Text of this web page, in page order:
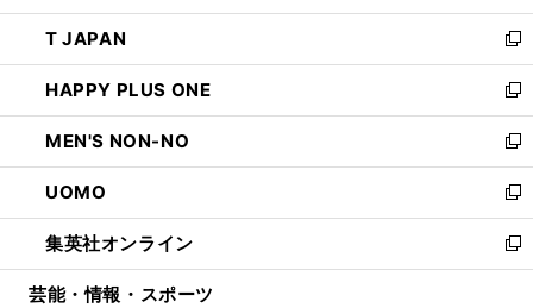
開
く
ウ
で
開
く
ン
ド
ウ
で
開
く
ウ
ィ
ン
ド
ウ
で
開
く
し
い
ウ
ィ
ン
ド
ウ
で
開
く
T JAPAN
新
し
い
ウ
ィ
ン
ド
ウ
で
開
HAPPY PLUS ONE
新
し
い
ウ
ィ
ン
ド
ウ
MEN'S NON-NO
新
し
い
ウ
ィ
ン
UOMO
新
し
い
ウ
集英社オンライン
新
し
芸能・情報・スポーツ